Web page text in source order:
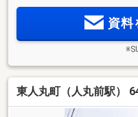
資料
東人丸町（人丸前駅）